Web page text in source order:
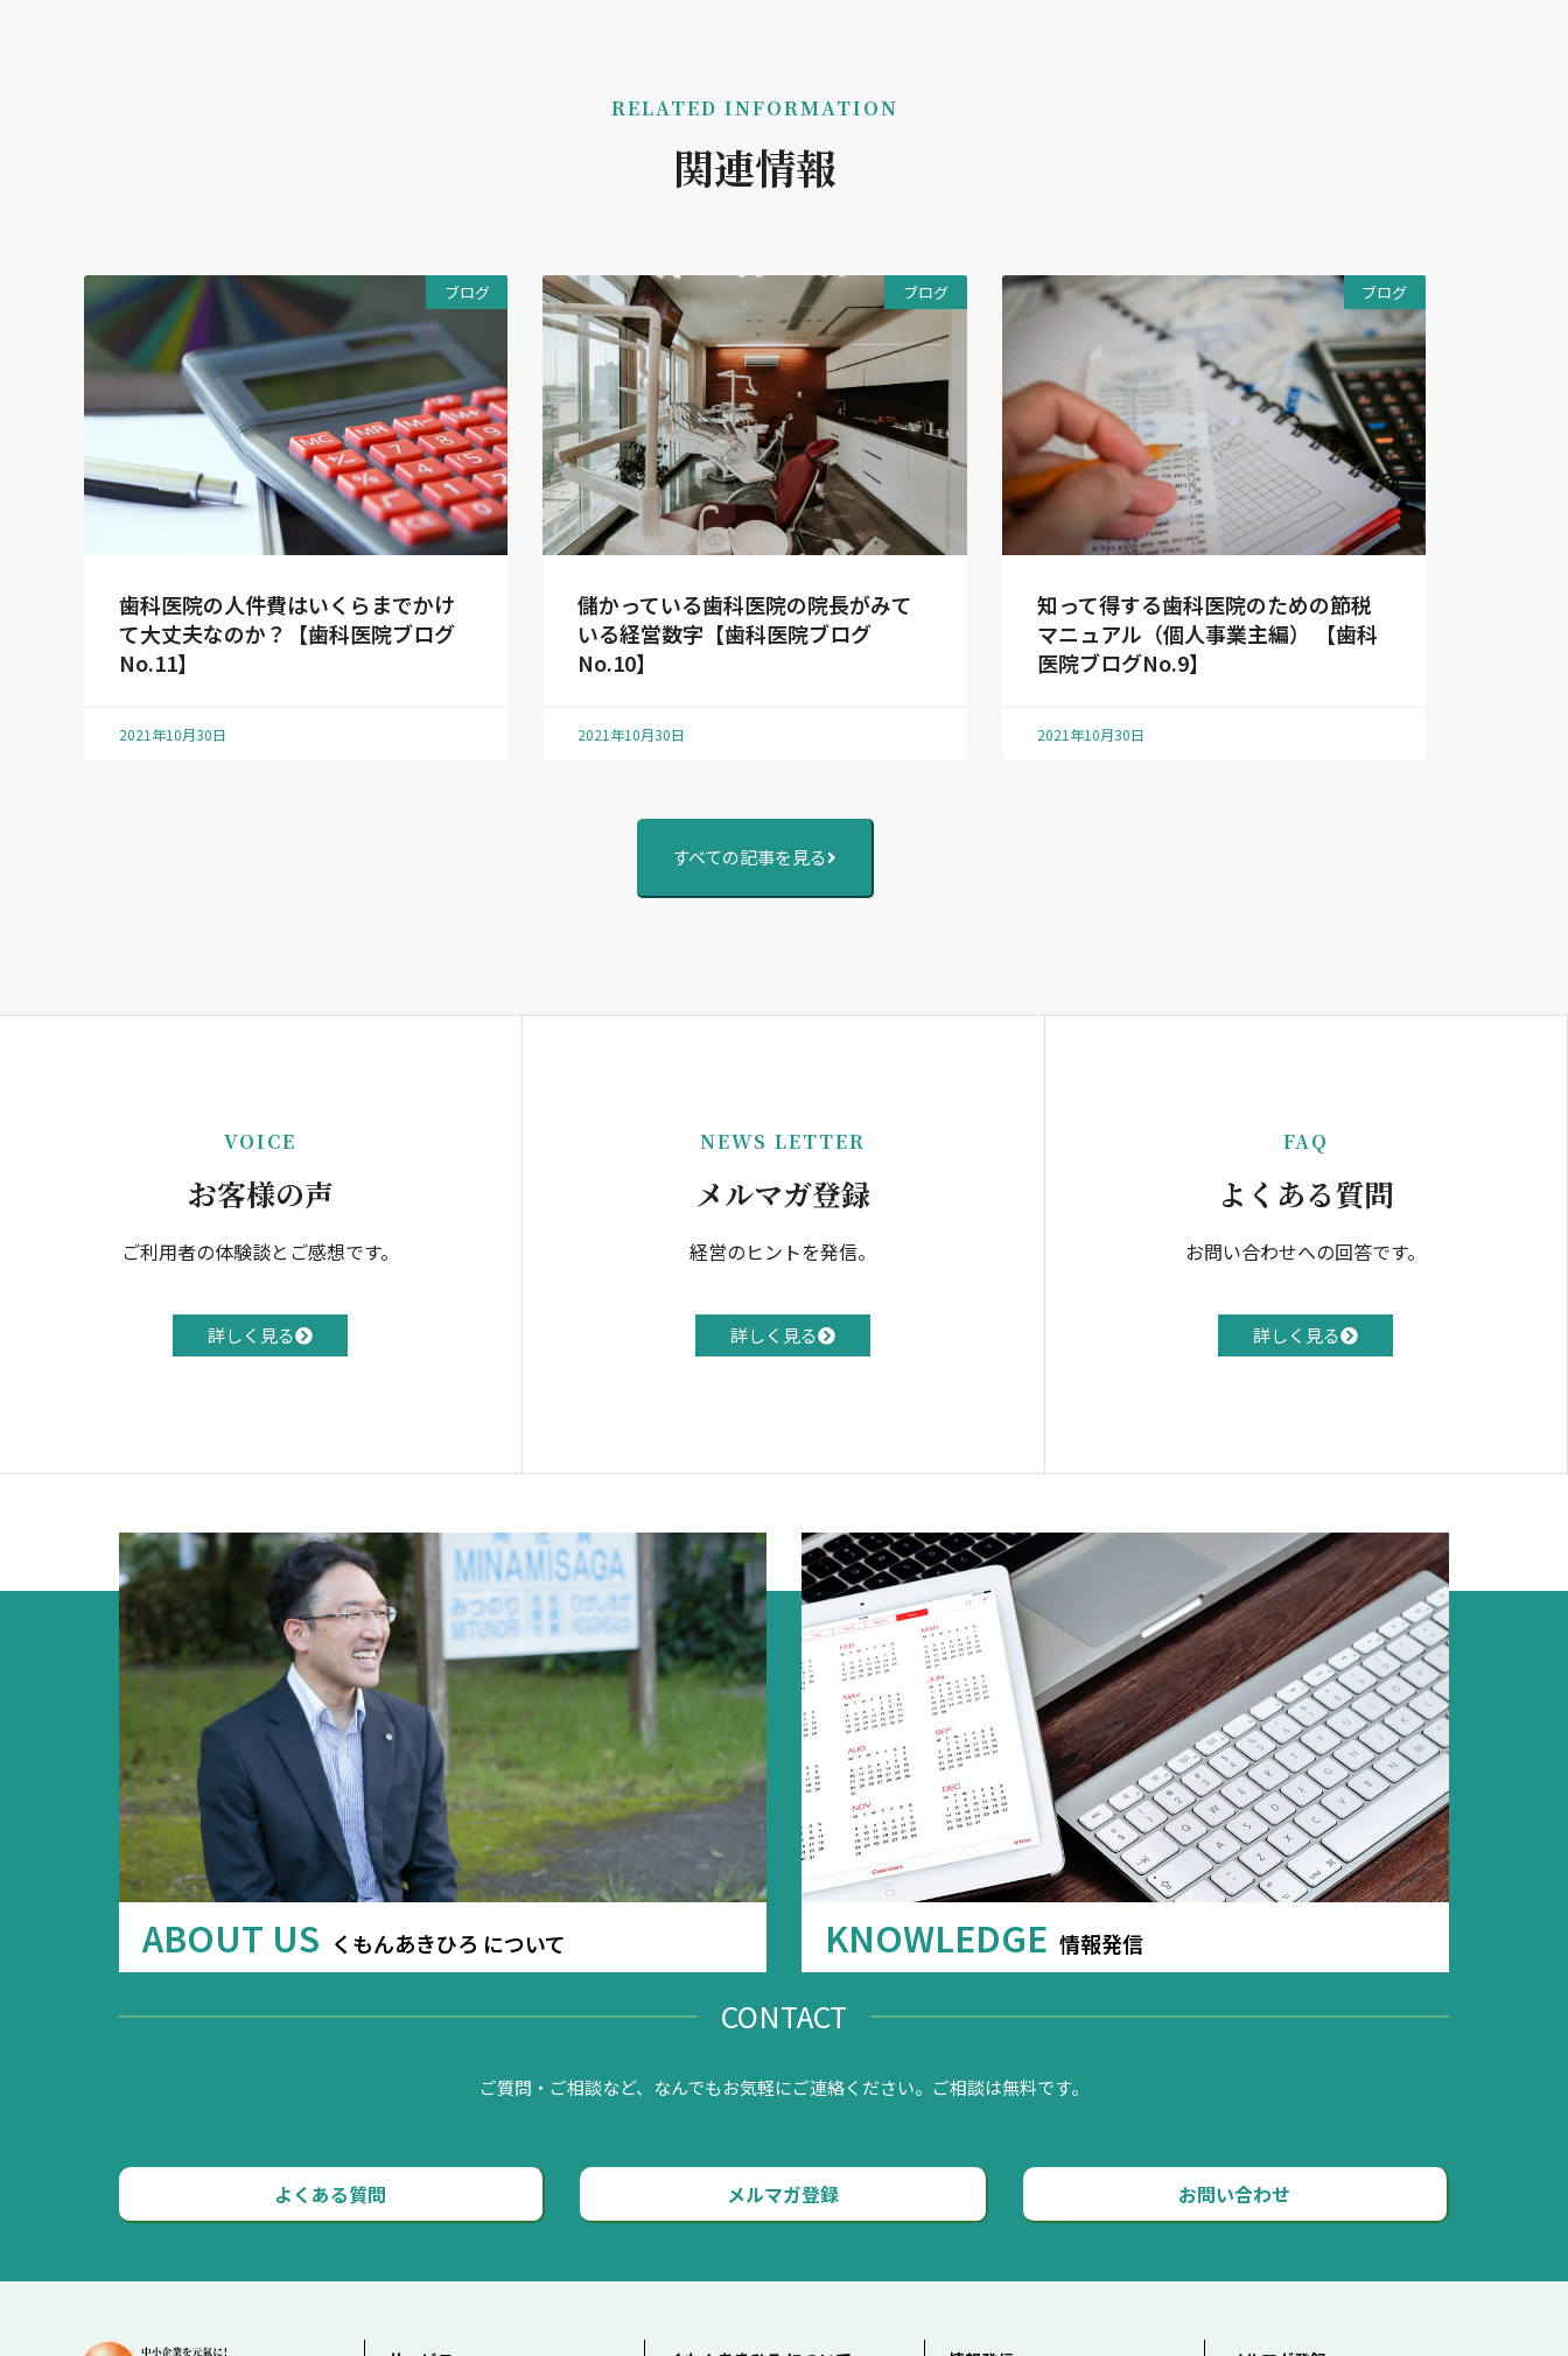
RELATED INFORMATION
関連情報
ブログ
歯科医院の人件費はいくらまでかけ
て大丈夫なのか？【歯科医院ブログ
No.11】
2021年10月30日
ブログ
儲かっている歯科医院の院長がみて
いる経営数字【歯科医院ブログ
No.10】
2021年10月30日
ブログ
知って得する歯科医院のための節税
マニュアル（個人事業主編） 【歯科
医院ブログNo.9】
2021年10月30日
すべての記事を見る
VOICE
お客様の声
ご利用者の体験談とご感想です。
詳しく見る
NEWS LETTER
メルマガ登録
経営のヒントを発信。
詳しく見る
FAQ
よくある質問
お問い合わせへの回答です。
詳しく見る
ABOUT US くもんあきひろ について KNOWLEDGE 情報発信
CONTACT
ご質問・ご相談など、なんでもお気軽にご連絡ください。ご相談は無料です。
よくある質問 メルマガ登録 お問い合わせ